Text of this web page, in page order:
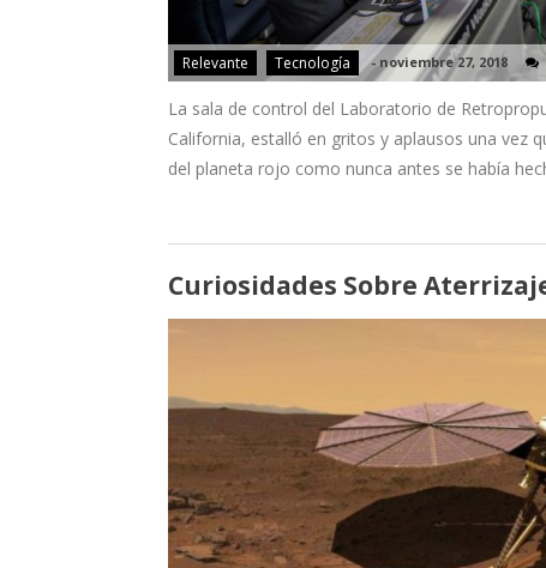
Relevante Tecnología - noviembre 27, 2018
La sala de control del Laboratorio de
California, estalló en gritos y aplausos una vez
del planeta rojo como nunca antes se había
Curiosidades Sobre